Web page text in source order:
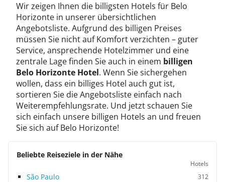
Wir zeigen Ihnen die billigsten Hotels für Belo
Horizonte in unserer übersichtlichen
Angebotsliste. Aufgrund des billigen Preises
müssen Sie nicht auf Komfort verzichten – guter
Service, ansprechende Hotelzimmer und eine
zentrale Lage finden Sie auch in einem billigen
Belo Horizonte Hotel. Wenn Sie sichergehen
wollen, dass ein billiges Hotel auch gut ist,
sortieren Sie die Angebotsliste einfach nach
Weiterempfehlungsrate. Und jetzt schauen Sie
sich einfach unsere billigen Hotels an und freuen
Sie sich auf Belo Horizonte!
Beliebte Reiseziele in der Nähe
Hotels
São Paulo 312